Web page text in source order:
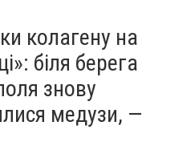
колагену на
біля берега
знову
медузи, —